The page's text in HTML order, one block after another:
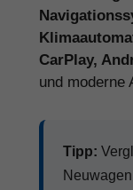
CarPlay,
und moderne
Tipp: